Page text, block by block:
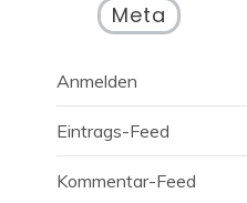
Meta
Anmelden
Eintrags-Feed
Kommentar-Feed